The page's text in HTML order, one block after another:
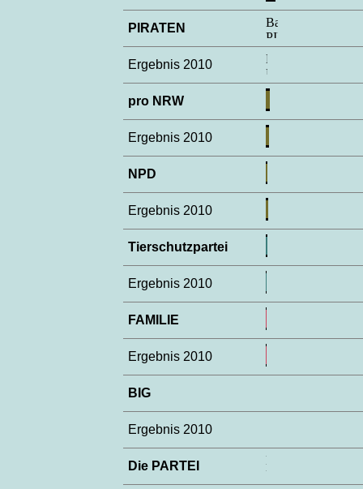
PIRATEN
Ergebnis 2010
pro NRW
Ergebnis 2010
NPD
Ergebnis 2010
Tierschutzpartei
Ergebnis 2010
FAMILIE
Ergebnis 2010
BIG
Ergebnis 2010
Die PARTEI